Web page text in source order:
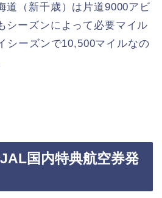
（新千歳）は片道9000アビ
シーズンによって必要マイル
シーズンで10,500マイルなの
国内特典航空券発